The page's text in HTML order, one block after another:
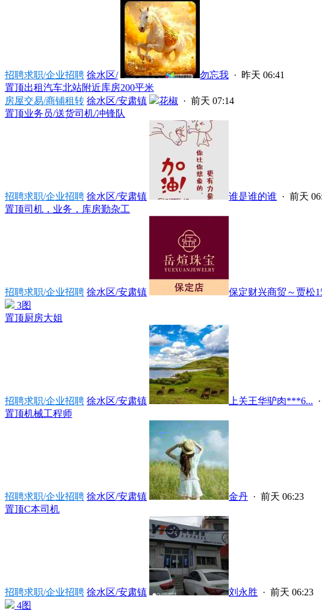
招聘求职/企业招聘 徐水区/ 勿忘我 · 昨天 06:41
置顶出租汽车北站附近库房200平米
房屋交易/商铺租转 徐水区/安肃镇 花椒 · 前天 07:14
置顶业务员/送货司机/冲锋队
招聘求职/企业招聘 徐水区/安肃镇 谁是谁的谁 · 前天
置顶司机，业务，库房勤杂工
招聘求职/企业招聘 徐水区/安肃镇 保定财兴商贸～贾松
3图
置顶厨房大姐
招聘求职/企业招聘 徐水区/安肃镇 上关王华驴肉***6... ·
置顶机械工程师
招聘求职/企业招聘 徐水区/安肃镇 金丹 · 前天 06:23
置顶C本司机
招聘求职/企业招聘 徐水区/安肃镇 刘永胜 · 前天 06:23
4图